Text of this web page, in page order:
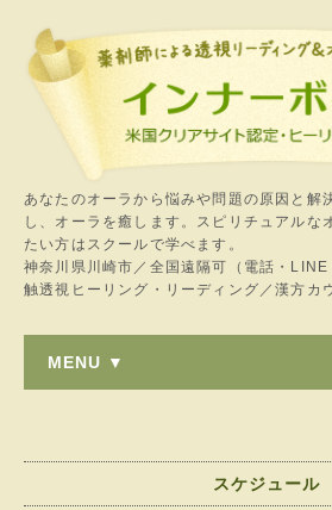
あなたのオーラから悩みや問題の原因と解
し、オーラを癒します。スピリチュアルな
たい方はスクールで学べます。
神奈川県川崎市／全国遠隔可（電話・
触透視ヒーリング・リーディング／漢方カ
MENU ▼
スケジュール